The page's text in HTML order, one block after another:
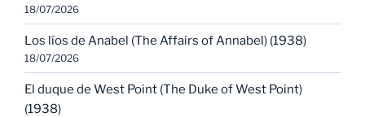
18/07/2026
Los líos de Anabel (The Affairs of Annabel) (1938)
18/07/2026
El duque de West Point (The Duke of West Point)
(1938)